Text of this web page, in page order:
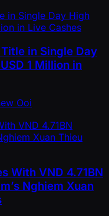
in Single Day
1 Million in
Ooi
With VND 4.71BN
Nghiem Xuan